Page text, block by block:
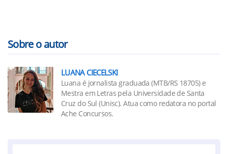
Sobre o autor
LUANA CIECELSKI
Luana é jornalista graduada (MTB/RS 18705) e
Mestra em Letras pela Universidade de Santa
Cruz do Sul (Unisc). Atua como redatora no portal
Ache Concursos.